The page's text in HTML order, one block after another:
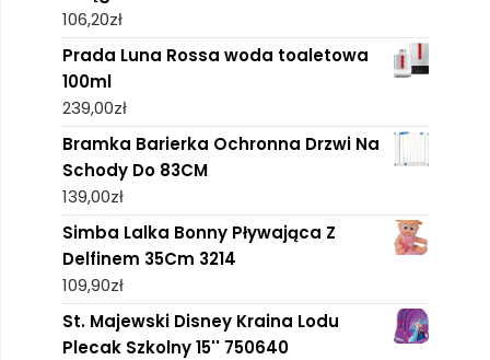
106,20zł
Prada Luna Rossa woda toaletowa
100ml
239,00zł
Bramka Barierka Ochronna Drzwi Na
Schody Do 83CM
139,00zł
Simba Lalka Bonny Pływająca Z
Delfinem 35Cm 3214
109,90zł
St. Majewski Disney Kraina Lodu
Plecak Szkolny 15'' 750640